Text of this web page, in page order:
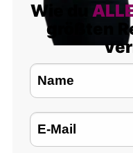
Wie du
größten